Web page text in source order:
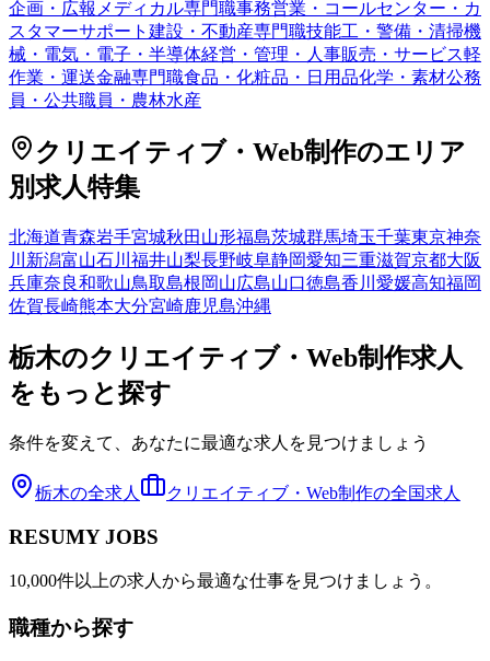
企画・広報 メディカル専門職事務営業・コールセンター・カ
スタマーサポート 建設・不動産専門職技能工・警備・清掃機
械・電気・電子・半導体経営・管理・人事販売・サービス軽
作業・運送金融専門職食品・化粧品・日用品化学・素材公務
員・公共職員・農林水産
クリエイティブ・Web制作のエリア
別求人特集
北海道青森岩手宮城秋田 山形福島茨城群馬埼玉千葉東京神奈
川 新潟富山石川 福井山梨長野岐阜静岡愛知三重滋賀京都大阪
兵庫奈良和歌山鳥取島根岡山広島山口徳島香川 愛媛高知福岡
佐賀長崎熊本大分宮崎鹿児島沖縄
栃木のクリエイティブ・Web制作求人
をもっと探す
条件を変えて、あなたに最適な求人を見つけましょう
栃木の全求人 クリエイティブ・Web制作の全国求人
RESUMY JOBS
10,000件以上の求人から最適な仕事を見つけましょう。
職種から探す